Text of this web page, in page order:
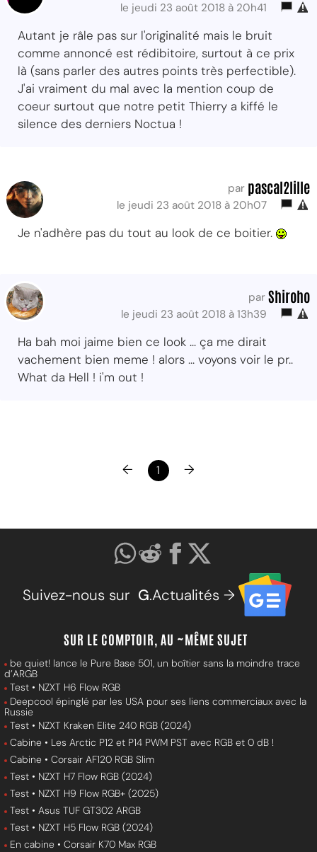
le jeudi 23 août 2018 à 20h41
Autant je râle pas sur l'originalité mais le bruit
comme annoncé est rédibitoire, surtout à ce prix
là (sans parler des autres points très perfectible).
J'ai vraiment du mal avec la mention coup de
coeur surtout que notre petit Thierry a kiffé le
silence des derniers Noctua !
par pascal2lille
le jeudi 23 août 2018 à 20h07
Je n'adhère pas du tout au look de ce boitier.
par Shiroho
le jeudi 23 août 2018 à 13h39
Ha bah moi jaime bien ce look ... ça me dirait
vachement bien meme ! alors ... voyons voir le pr..
What da Hell ! i'm out !
← 1 →
Suivez-nous sur G.Actualités →
SUR LE COMPTOIR, AU ~MÊME SUJET
be quiet! lance le Pure Base 501, un boîtier sans la moindre trace
d’ARGB
Test • NZXT H6 Flow RGB
Deepcool épinglé par les USA pour ses liens commerciaux avec la
Russie
Test • NZXT Kraken Elite 240 RGB (2024)
Cabine • Les Arctic P12 et P14 PWM PST avec RGB et 0 dB !
Cabine • Corsair AF120 RGB Slim
Test • NZXT H7 Flow RGB (2024)
Test • NZXT H9 Flow RGB+ (2025)
Test • Asus TUF GT302 ARGB
Test • NZXT H5 Flow RGB (2024)
En cabine • Corsair K70 Max RGB